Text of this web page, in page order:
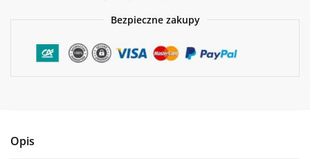
Bezpieczne zakupy
Opis